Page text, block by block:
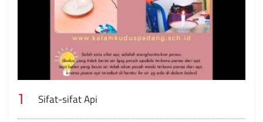
1 Sifat-sifat Api